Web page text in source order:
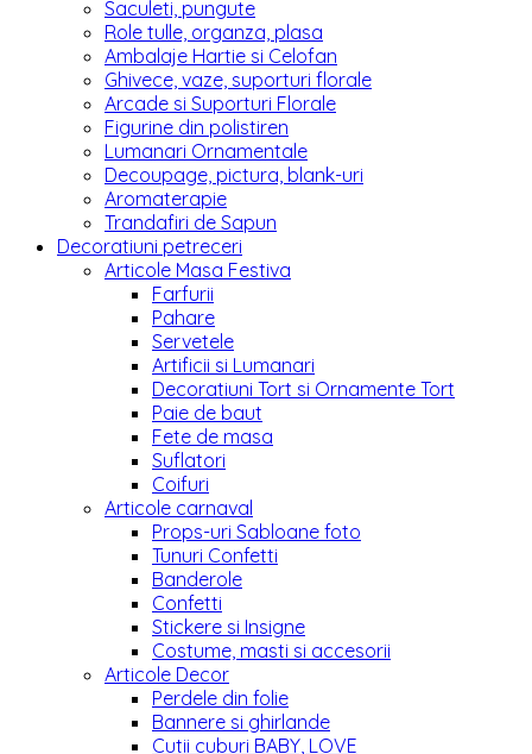
Saculeti, pungute
Role tulle, organza, plasa
Ambalaje Hartie si Celofan
Ghivece, vaze, suporturi florale
Arcade si Suporturi Florale
Figurine din polistiren
Lumanari Ornamentale
Decoupage, pictura, blank-uri
Aromaterapie
Trandafiri de Sapun
Decoratiuni petreceri
Articole Masa Festiva
Farfurii
Pahare
Servetele
Artificii si Lumanari
Decoratiuni Tort si Ornamente Tort
Paie de baut
Fete de masa
Suflatori
Coifuri
Articole carnaval
Props-uri Sabloane foto
Tunuri Confetti
Banderole
Confetti
Stickere si Insigne
Costume, masti si accesorii
Articole Decor
Perdele din folie
Bannere si ghirlande
Cutii cuburi BABY, LOVE